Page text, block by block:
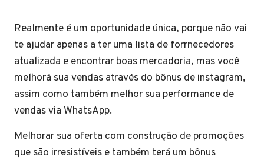
Realmente é um oportunidade única, porque não vai
te ajudar apenas a ter uma lista de forrnecedores
atualizada e encontrar boas mercadoria, mas você
melhorá sua vendas através do bônus de instagram,
assim como também melhor sua performance de
vendas via WhatsApp.
Melhorar sua oferta com construção de promoções
que são irresistíveis e também terá um bônus